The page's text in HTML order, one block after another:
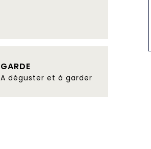
GARDE
A déguster et à garder